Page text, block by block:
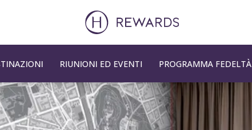
RIUNIONI ED EVENTI PROGRAMMA FEDELTÀ